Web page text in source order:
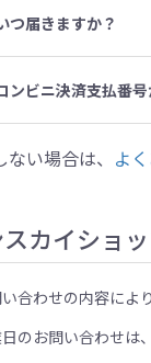
つ届きますか？
ンビニ決済支払番
い場合は、 よ
カイショ
合わせの内容によ
のお問い合わせは